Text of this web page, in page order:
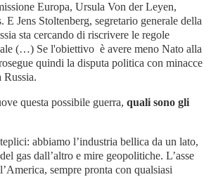
Europa, Ursula Von der Leyen,
E Jens Stoltenberg, segretario generale della
sta cercando di riscrivere le regole
(…) Se l'obiettivo è avere meno Nato alla
quindi la disputa politica con minacce
Russia.
questa possibile guerra, quali sono gli
abbiamo l’industria bellica da un lato,
gas dall’altro e mire geopolitiche. L’asse
sempre pronta con qualsiasi